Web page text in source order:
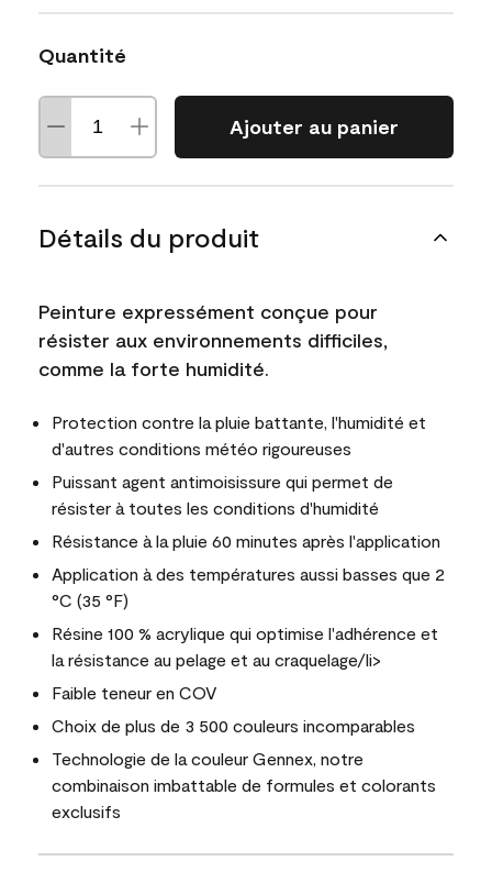
Quantité
Ajouter au panier
Détails du produit
Peinture expressément conçue pour
résister aux environnements difficiles,
comme la forte humidité.
Protection contre la pluie battante, l'humidité et
d'autres conditions météo rigoureuses
Puissant agent antimoisissure qui permet de
résister à toutes les conditions d'humidité
Résistance à la pluie 60 minutes après l'application
Application à des températures aussi basses que 2
°C (35 °F)
Résine 100 % acrylique qui optimise l'adhérence et
la résistance au pelage et au craquelage/li>
Faible teneur en COV
Choix de plus de 3 500 couleurs incomparables
Technologie de la couleur Gennex, notre
combinaison imbattable de formules et colorants
exclusifs